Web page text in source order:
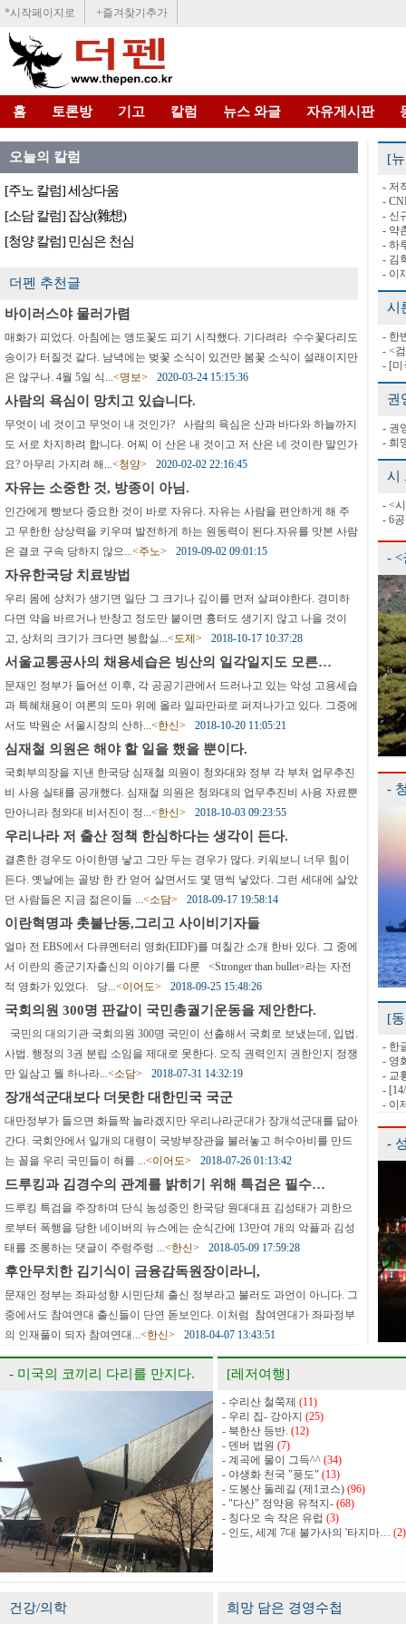
*시작페이지로 +즐겨찾기추가
홈 토론방 기고 칼럼 뉴스 와글 자유게시판
오늘의 칼럼
[주노 칼럼] 세상다움
[소담 칼럼] 잡상(雜想)
[청양 칼럼] 민심은 천심
더펜 추천글
바이러스야 물러가렴
매화가 피었다. 아침에는 앵도꽃도 피기 시작했다. 기다려라 수수꽃다리도
송이가 터질것 같다. 남녁에는 벚꽃 소식이 있건만 봄꽃 소식이 설래이지만
은 않구나. 4월 5일 식...<명보> 2020-03-24 15:15:36
사람의 욕심이 망치고 있습니다.
무엇이 네 것이고 무엇이 내 것인가? 사람의 욕심은 산과 바다와 하늘까지
도 서로 차지하려 합니다. 어찌 이 산은 내 것이고 저 산은 네 것이란 말인가
요? 아무리 가지려 해...<청양> 2020-02-02 22:16:45
자유는 소중한 것, 방종이 아님.
인간에게 빵보다 중요한 것이 바로 자유다. 자유는 사람을 편안하게 해 주
고 무한한 상상력을 키우며 발전하게 하는 원동력이 된다. ​ 자유를 맛본 사람
은 결코 구속 당하지 않으...<주노> 2019-09-02 09:01:15
자유한국당 치료방법
우리 몸에 상처가 생기면 일단 그 크기나 깊이를 먼저 살펴야한다. 경미하
다면 약을 바르거나 반창고 정도만 붙이면 흉터도 생기지 않고 나을 것이
고, 상처의 크기가 크다면 봉합실...<도제> 2018-10-17 10:37:28
서울교통공사의 채용세습은 빙산의 일각일지도 모른…
문재인 정부가 들어선 이후, 각 공공기관에서 드러나고 있는 악성 고용세습
과 특혜채용이 여론의 도마 위에 올라 일파만파로 퍼져나가고 있다. 그중에
서도 박원순 서울시장의 산하...<한신> 2018-10-20 11:05:21
심재철 의원은 해야 할 일을 했을 뿐이다.
국회부의장을 지낸 한국당 심재철 의원이 청와대와 정부 각 부처 업무추진
비 사용 실태를 공개했다. 심재철 의원은 청와대의 업무추진비 사용 자료뿐
만아니라 청와대 비서진이 정...<한신> 2018-10-03 09:23:55
우리나라 저 출산 정책 한심하다는 생각이 든다.
결혼한 경우도 아이한명 낳고 그만 두는 경우가 많다. 키워보니 너무 힘이
든다. 옛날에는 골방 한 칸 얻어 살면서도 몇 명씩 낳았다. 그런 세대에 살았
던 사람들은 지금 젊은이들 ...<소담> 2018-09-17 19:58:14
이란혁명과 촛불난동,그리고 사이비기자들
얼마 전 EBS에서 다큐멘터리 영화(EIDF)를 며칠간 소개 한바 있다. 그 중에
서 이란의 종군기자출신의 이야기를 다룬 <Stronger than bullet>라는 자전
적 영화가 있었다. 당...<이어도> 2018-09-25 15:48:26
국회의원 300명 판갈이 국민총궐기운동을 제안한다.
국민의 대의기관 국회의원 300명 국민이 선출해서 국회로 보냈는데, 입법.
사법. 행정의 3권 분립 소임을 제대로 못한다. 오직 권력인지 권한인지 정쟁
만 일삼고 뭘 하나라...<소담> 2018-07-31 14:32:19
장개석군대보다 더못한 대한민국 국군
대만정부가 들으면 화들짝 놀라겠지만 우리나라군대가 장개석군대를 닮아
간다. 국회안에서 일개의 대령이 국방부장관을 불러놓고 허수아비를 만드
는 꼴을 우리 국민들이 혀를 ...<이어도> 2018-07-26 01:13:42
드루킹과 김경수의 관계를 밝히기 위해 특검은 필수…
드루킹 특검을 주장하며 단식 농성중인 한국당 원대대표 김성태가 괴한으
로부터 폭행을 당한 네이버의 뉴스에는 순식간에 13만여 개의 악플과 김성
태를 조롱하는 댓글이 주렁주렁 ...<한신> 2018-05-09 17:59:28
후안무치한 김기식이 금융감독원장이라니,
문재인 정부는 좌파성향 시민단체 출신 정부라고 불러도 과언이 아니다. 그
중에서도 참여연대 출신들이 단연 돋보인다. 이처럼 참여연대가 좌파정부
의 인재풀이 되자 참여연대...<한신> 2018-04-07 13:43:51
[
- 저
-
- 신
- 약
- 하
- 김
- 이
시
- 한
- <
- [미
권
- 권
- 희
시
- <
- 6
- <
-
[
- 한
- 영
- 교
-
- 이
-
- 미국의 코끼리 다리를 만지다. [레저여행]
- 수리산 철쭉제 (11)
- 우리 집- 강아지 (25)
- 북한산 등반. (12)
- 덴버 법원 (7)
- 계곡에 물이 그득^^ (34)
- 야생화 천국 "풍도" (13)
- 도봉산 둘레길 (제1코스) (96)
- "다산" 정약용 유적지- (68)
- 칭다오 속 작은 유럽 (3)
- 인도, 세계 7대 불가사의 '타지마… (2)
건강/의학 희망 담은 경영수첩